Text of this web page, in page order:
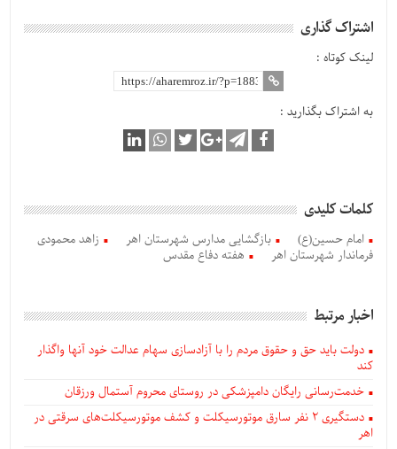
اشتراک گذاری
لینک کوتاه :
به اشتراک بگذارید :
کلمات کلیدی
امام حسین(ع) بازگشایی مدارس شهرستان اهر
زاهد محمودی
فرماندار شهرستان اهر
هفته دفاع مقدس
اخبار مرتبط
دولت باید حق و حقوق مردم را با آزادسازی سهام عدالت خود آنها واگذار
کند
خدمت‌رسانی رایگان دامپزشکی در روستای محروم آستمال ورزقان
دستگيری ۲ نفر سارق موتورسیکلت و کشف موتورسیکلت‌های سرقتی در
اهر